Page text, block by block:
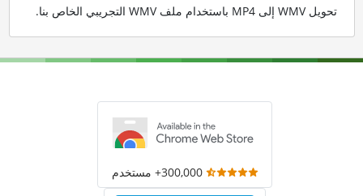
تحويل WMV إلى MP4 باستخدام ملف WMV التجريبي الخاص بنا
.
300,000+ مستخدم